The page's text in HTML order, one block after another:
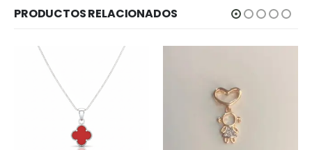
PRODUCTOS RELACIONADOS